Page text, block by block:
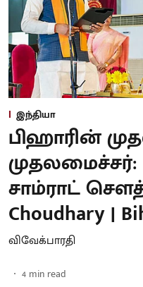
இந்தியா
பிஹாரின்
சாம்ராட்
Choudhary |
விவேக்பாரதி
4 min read